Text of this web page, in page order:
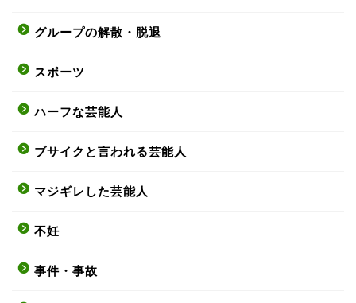
グループの解散・脱退
スポーツ
ハーフな芸能人
ブサイクと言われる芸能人
マジギレした芸能人
不妊
事件・事故